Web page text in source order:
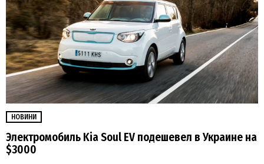
НОВИНИ
Электромобиль Kia Soul EV подешевел в Украине на
$3000